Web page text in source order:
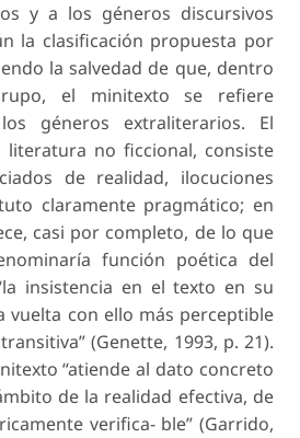
y a los géneros discursivos
la clasificación propuesta por
la salvedad de que, dentro
el minitexto se refiere
géneros extraliterarios. El
no ficcional, consiste
de realidad, ilocuciones
claramente pragmático; en
casi por completo, de lo que
función poética del
insistencia en el texto en su
vuelta con ello más perceptible
(Genette, 1993, p. 21).
“atiende al dato concreto
de la realidad efectiva, de
verifica- ble” (Garrido,